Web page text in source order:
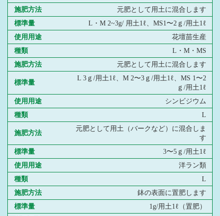
施肥方法
元肥として用土に混合します
標準量
L・M 2~3g/ 用土1ℓ、MS1〜2ｇ/用土1ℓ
使用用途
花壇苗生産
種類
L・M・MS
施肥方法
元肥として用土に混合します
標準量
L 3ｇ/用土1ℓ、M 2〜3ｇ/用土1ℓ、MS 1〜2
ｇ/用土1ℓ
使用用途
シンビジウム
種類
L
施肥方法
元肥として用土（バークなど）に混合しま
す
標準量
3〜5ｇ/用土1ℓ
使用用途
洋ラン類
種類
L
施肥方法
鉢の表面に置肥します
標準量
1g/用土1ℓ（置肥）